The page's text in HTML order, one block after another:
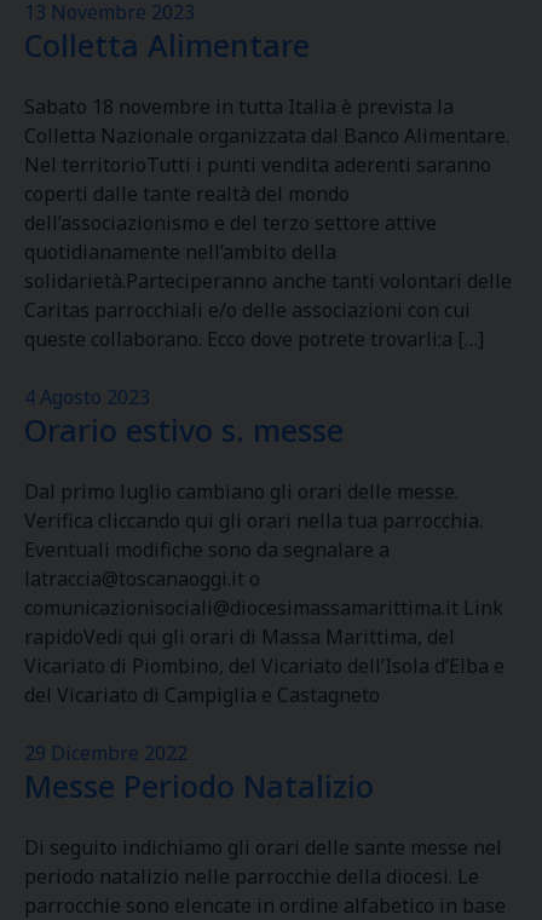
13 Novembre 2023
Colletta Alimentare
Sabato 18 novembre in tutta Italia è prevista la
Colletta Nazionale organizzata dal Banco Alimentare.
Nel territorioTutti i punti vendita aderenti saranno
coperti dalle tante realtà del mondo
dell’associazionismo e del terzo settore attive
quotidianamente nell’ambito della
solidarietà.Parteciperanno anche tanti volontari delle
Caritas parrocchiali e/o delle associazioni con cui
queste collaborano. Ecco dove potrete trovarli:a […]
4 Agosto 2023
Orario estivo s. messe
Dal primo luglio cambiano gli orari delle messe.
Verifica cliccando qui gli orari nella tua parrocchia.
Eventuali modifiche sono da segnalare a
latraccia@toscanaoggi.it o
comunicazionisociali@diocesimassamarittima.it Link
rapidoVedi qui gli orari di Massa Marittima, del
Vicariato di Piombino, del Vicariato dell’Isola d’Elba e
del Vicariato di Campiglia e Castagneto
29 Dicembre 2022
Messe Periodo Natalizio
Di seguito indichiamo gli orari delle sante messe nel
periodo natalizio nelle parrocchie della diocesi. Le
parrocchie sono elencate in ordine alfabetico in base